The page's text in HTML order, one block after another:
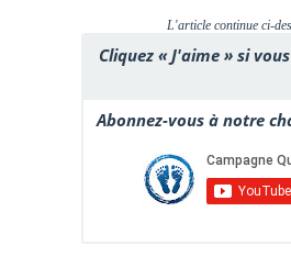
L'article continue ci-
Cliquez « J'aime » si
Abonnez-vous à notre